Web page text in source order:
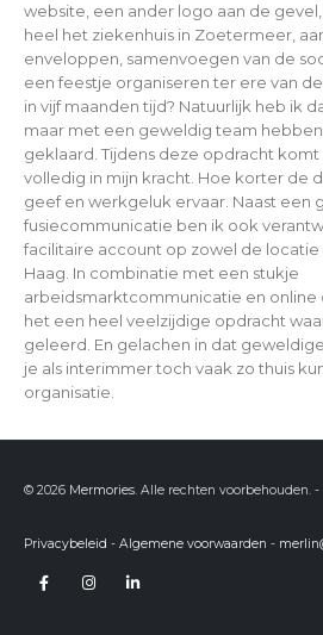
website, een ander logo aan de
heel het ziekenhuis in Zoetermeer,
enveloppen, samenvoegen van de
een feestje organiseren ter ere van
in vijf maanden tijd? Natuurlijk heb ik
maar met een geweldig team
geklaard. Tijdens deze opdracht komt
volledig in mijn kracht. Hoe korter de
geef en werkgeluk ervaar. Naast een
fusiecommunicatie ben ik ook
facilitaire account op zowel de
Haag. In combinatie met een stukje
arbeidsmarktcommunicatie en
het een heel veelzijdige opdracht
geleerd. En gelachen in dat
je als interimmer toch vaak zo thuis
organisatie.
© 2026 Mermories. Alle rechten voorbehouden. -
Privacybeleid - Algemene voorwaarden -